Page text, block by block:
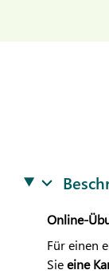
Online-
Für einen
Sieeine